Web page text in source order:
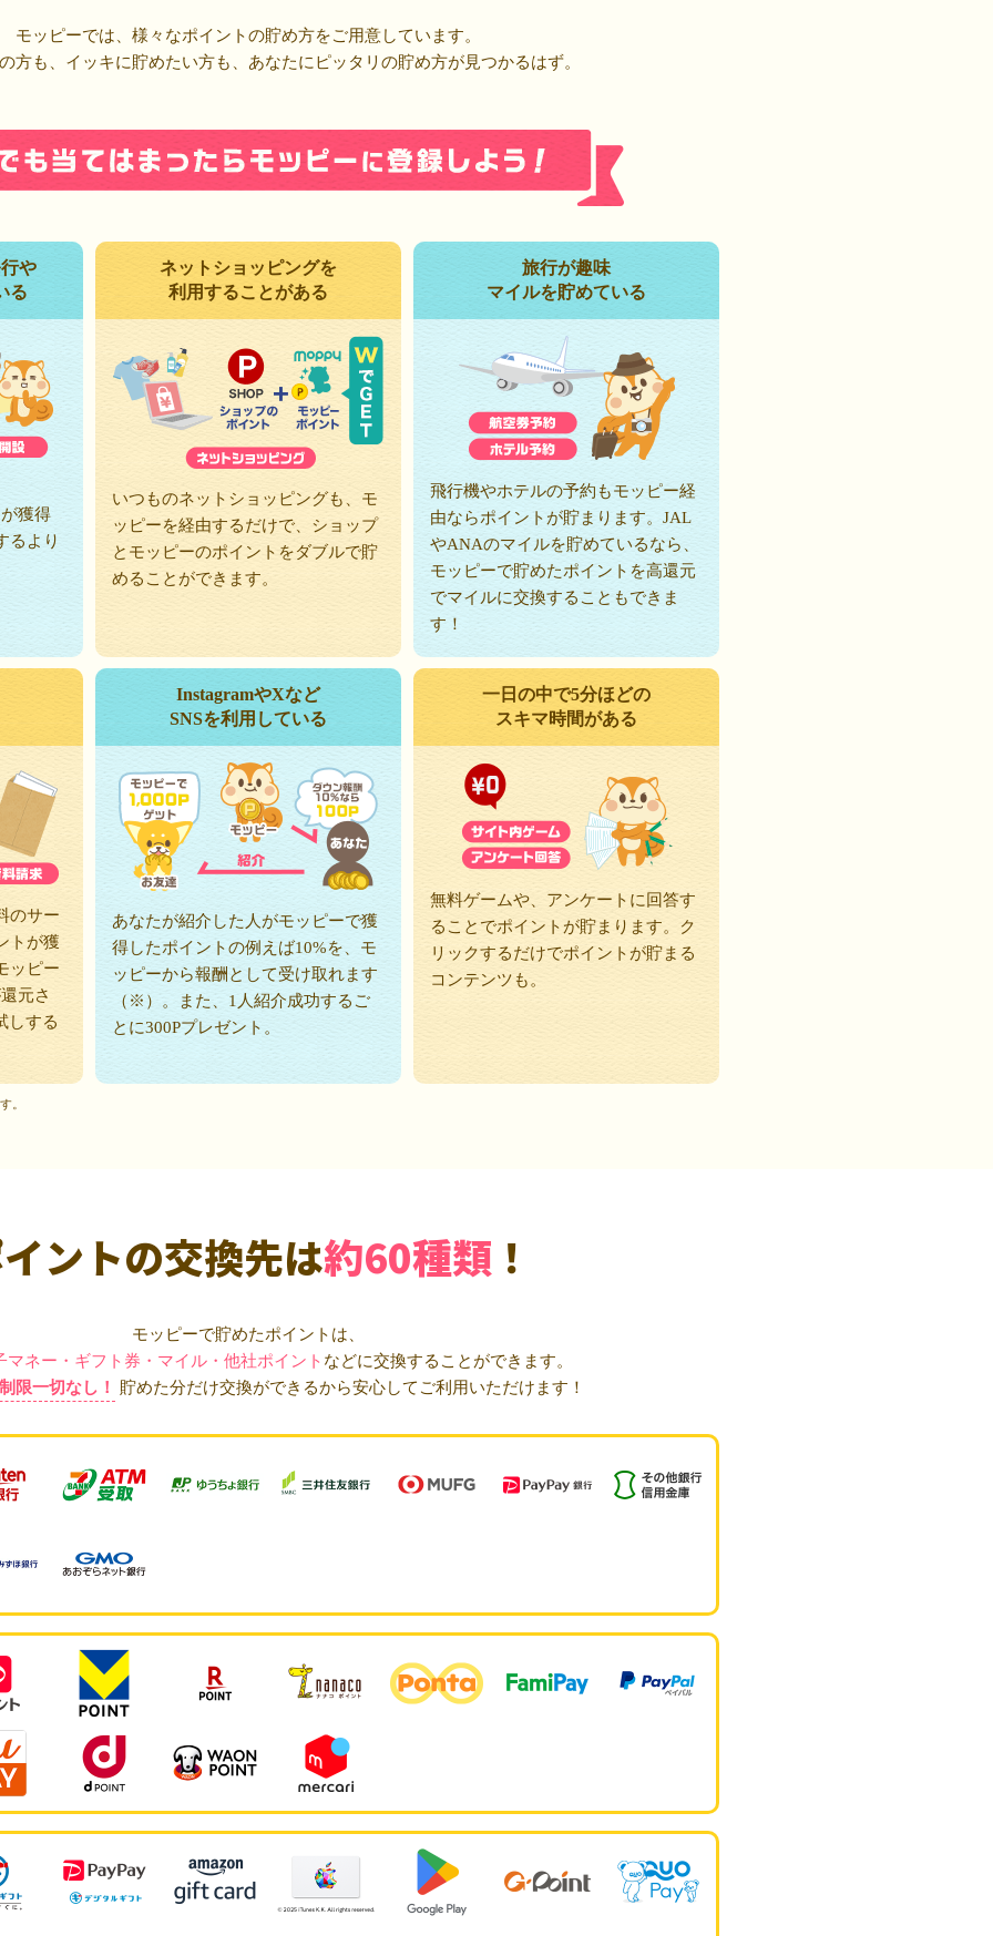
モッピーでは、様々なポイントの貯め方をご用意しています。
方も、イッキに貯めたい方も、あなたにピッタリの貯め方が見つかるはず。
や
る
獲得
るより
ネットショッピングを
利用することがある
いつものネットショッピングも、モ
ッピーを経由するだけで、ショップ
とモッピーのポイントをダブルで貯
めることができます。
旅行が趣味
マイルを貯めている
飛行機やホテルの予約もモッピー経
由ならポイントが貯まります。JAL
やANAのマイルを貯めているなら、
モッピーで貯めたポイントを高還元
でマイルに交換することもできま
す！
のサー
トが獲
ッピー
元さ
しする
InstagramやXなど
SNSを利用している
あなたが紹介した人がモッピーで獲
得したポイントの例えば10%を、モ
ッピーから報酬として受け取れます
（※）。また、1人紹介成功するご
とに300Pプレゼント。
一日の中で5分ほどの
スキマ時間がある
無料ゲームや、アンケートに回答す
ることでポイントが貯まります。ク
リックするだけでポイントが貯まる
コンテンツも。
。
ントの交換先は約60種類 ！
モッピーで貯めたポイントは、
マネー・ギフト券・マイル・他社ポイント などに交換することができます。
限一切なし！
貯めた分だけ交換ができるから安心してご利用いただけます！